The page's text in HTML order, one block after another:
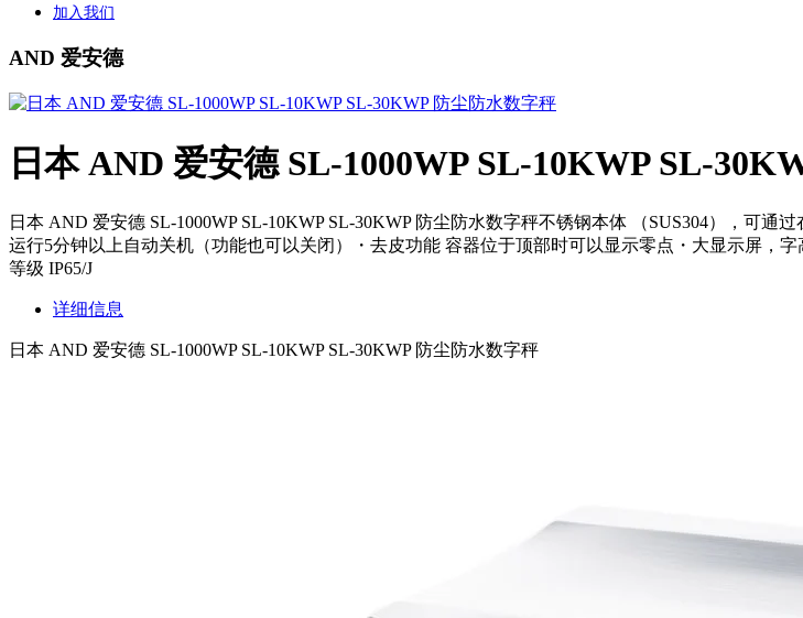
加入我们
AND 爱安德
日本 AND 爱安德 SL-1000WP SL-10KWP SL-
日本 AND 爱安德 SL-1000WP SL-10KWP SL-30KWP 防尘防水数字秤不锈钢本体 （SUS304），可
运行5分钟以上自动关机（功能也可以关闭）・去皮功能 容器位于顶部时可以显示零点・大显示屏，
等级 IP65/J
详细信息
日本 AND 爱安德 SL-1000WP SL-10KWP SL-30KWP 防尘防水数字秤